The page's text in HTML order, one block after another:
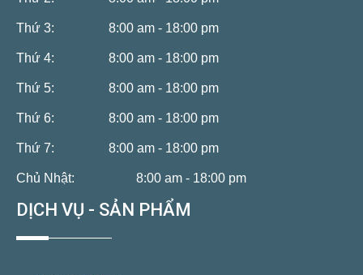
Thứ 3: 8:00 am - 18:00 pm
Thứ 4: 8:00 am - 18:00 pm
Thứ 5: 8:00 am - 18:00 pm
Thứ 6: 8:00 am - 18:00 pm
Thứ 7: 8:00 am - 18:00 pm
Chủ Nhật: 8:00 am - 18:00 pm
DỊCH VỤ - SẢN PHẨM